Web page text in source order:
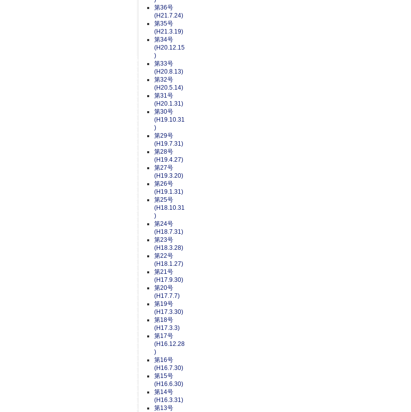
第36号
(H21.7.24)
第35号
(H21.3.19)
第34号
(H20.12.15
)
第33号
(H20.8.13)
第32号
(H20.5.14)
第31号
(H20.1.31)
第30号
(H19.10.31
)
第29号
(H19.7.31)
第28号
(H19.4.27)
第27号
(H19.3.20)
第26号
(H19.1.31)
第25号
(H18.10.31
)
第24号
(H18.7.31)
第23号
(H18.3.28)
第22号
(H18.1.27)
第21号
(H17.9.30)
第20号
(H17.7.7)
第19号
(H17.3.30)
第18号
(H17.3.3)
第17号
(H16.12.28
)
第16号
(H16.7.30)
第15号
(H16.6.30)
第14号
(H16.3.31)
第13号